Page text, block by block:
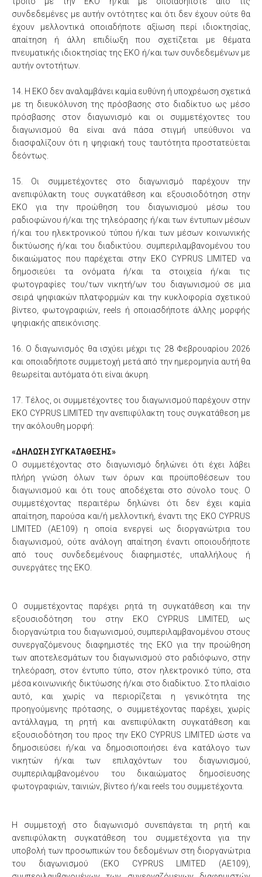
συνδεδεμένες με αυτήν οντότητες και ότι δεν έχουν ούτε θα
έχουν μελλοντικά οποιαδήποτε αξίωση περί ιδιοκτησίας,
απαίτηση ή άλλη επιδίωξη που σχετίζεται με θέματα
πνευματικής ιδιοκτησίας της ΕΚΟ ή/και των συνδεδεμένων με
αυτήν οντοτήτων.
14. Η ΕΚΟ δεν αναλαμβάνει καμία ευθύνη ή υποχρέωση σχετικά
με τη διευκόλυνση της πρόσβασης στο διαδίκτυο ως μέσο
πρόσβασης στον διαγωνισμό και οι συμμετέχοντες του
διαγωνισμού θα είναι ανά πάσα στιγμή υπεύθυνοι να
διασφαλίζουν ότι η ψηφιακή τους ταυτότητα προστατεύεται
δεόντως.
15. Οι συμμετέχοντες στο διαγωνισμό παρέχουν την
ανεπιφύλακτη τους συγκατάθεση και εξουσιοδότηση στην
ΕΚΟ για την προώθηση του διαγωνισμού μέσω του
ραδιοφώνου ή/και της τηλεόρασης ή/και των έντυπων μέσων
ή/και του ηλεκτρονικού τύπου ή/και των μέσων κοινωνικής
δικτύωσης ή/και του διαδικτύου. συμπεριλαμβανομένου του
δικαιώματος που παρέχεται στην EKO CYPRUS LIMITED να
δημοσιεύει τα ονόματα ή/και τα στοιχεία ή/και τις
φωτογραφίες του/των νικητή/ων του διαγωνισμού σε μια
σειρά ψηφιακών πλατφορμών και την κυκλοφορία σχετικού
βίντεο, φωτογραφιών, reels ή οποιασδήποτε άλλης μορφής
ψηφιακής απεικόνισης.
16. Ο διαγωνισμός θα ισχύει μέχρι τις 28 Φεβρουαρίου 2026
και οποιαδήποτε συμμετοχή μετά από την ημερομηνία αυτή θα
θεωρείται αυτόματα ότι είναι άκυρη.
17. Τέλος, οι συμμετέχοντες του διαγωνισμού παρέχουν στην
EKO CYPRUS LIMITED την ανεπιφύλακτη τους συγκατάθεση με
την ακόλουθη μορφή:
«ΔΗΛΩΣΗ ΣΥΓΚΑΤΑΘΕΣΗΣ»
Ο συμμετέχοντας στο διαγωνισμό δηλώνει ότι έχει λάβει
πλήρη γνώση όλων των όρων και προϋποθέσεων του
διαγωνισμού και ότι τους αποδέχεται στο σύνολο τους. Ο
συμμετέχοντας περαιτέρω δηλώνει ότι δεν έχει καμία
απαίτηση, παρούσα και/ή μελλοντική, έναντι της EKO CYPRUS
LIMITED (AE109) η οποία ενεργεί ως διοργανώτρια του
διαγωνισμού, ούτε ανάλογη απαίτηση έναντι οποιουδήποτε
από τους συνδεδεμένους διαφημιστές, υπαλλήλους ή
συνεργάτες της ΕΚΟ.
Ο συμμετέχοντας παρέχει ρητά τη συγκατάθεση και την
εξουσιοδότηση του στην EKO CYPRUS LIMITED, ως
διοργανώτρια του διαγωνισμού, συμπεριλαμβανομένου στους
συνεργαζόμενους διαφημιστές της ΕΚΟ για την προώθηση
των αποτελεσμάτων του διαγωνισμού στο ραδιόφωνο, στην
τηλεόραση, στον έντυπο τύπο, στον ηλεκτρονικό τύπο, στα
μέσα κοινωνικής δικτύωσης ή/και στο διαδίκτυο. Στο πλαίσιο
αυτό, και χωρίς να περιορίζεται η γενικότητα της
προηγούμενης πρότασης, ο συμμετέχοντας παρέχει, χωρίς
αντάλλαγμα, τη ρητή και ανεπιφύλακτη συγκατάθεση και
εξουσιοδότηση του προς την EKO CYPRUS LIMITED ώστε να
δημοσιεύσει ή/και να δημοσιοποιήσει ένα κατάλογο των
νικητών ή/και των επιλαχόντων του διαγωνισμού,
συμπεριλαμβανομένου του δικαιώματος δημοσίευσης
φωτογραφιών, ταινιών, βίντεο ή/και reels του συμμετέχοντα.
Η συμμετοχή στο διαγωνισμό συνεπάγεται τη ρητή και
ανεπιφύλακτη συγκατάθεση του συμμετέχοντα για την
υποβολή των προσωπικών του δεδομένων στη διοργανώτρια
του διαγωνισμού (EKO CYPRUS LIMITED (ΑΕ109),